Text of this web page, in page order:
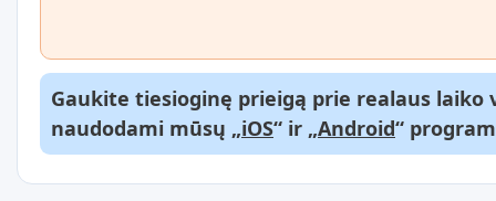
Gaukite tiesioginę prieigą prie realaus
naudodami mūsų „iOS“ ir „Android“